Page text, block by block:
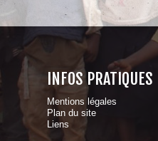
INFOS PRATIQUES
Mentions légales
Plan du site
Liens